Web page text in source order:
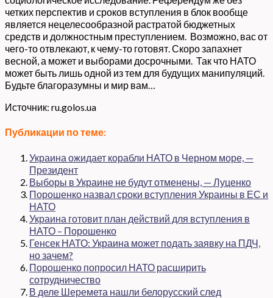
четких перспектив и сроков вступления в блок вообще
является нецелесообразной растратой бюджетных
средств и должностным преступлением. Возможно, вас от
чего-то отвлекают, к чему-то готовят. Скоро запахнет
весной, а может и выборами досрочными. Так что НАТО
может быть лишь одной из тем для будущих манипуляций.
Будьте благоразумны и мир вам…
Источник: ru.golos.ua
Публикации по теме:
Украина ожидает корабли НАТО в Черном море, —
Президент
Выборы в Украине не будут отменены, — Луценко
Порошенко назвал сроки вступления Украины в ЕС и
НАТО
Украина готовит план действий для вступления в
НАТО – Порошенко
Генсек НАТО: Украина может подать заявку на ПДЧ,
но зачем?
Порошенко попросил НАТО расширить
сотрудничество
В деле Шеремета нашли белорусский след